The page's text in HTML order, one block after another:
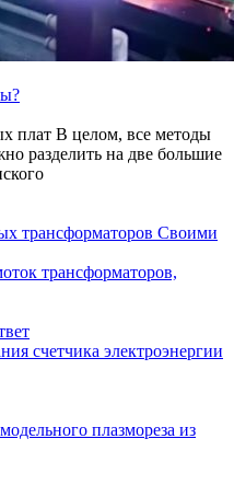
плат В целом, все методы
разделить на две большие
Своими
трансформаторов,
счетчика электроэнергии
плазмореза из